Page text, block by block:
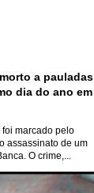
a pauladas
dia do ano em
marcado pelo
assassinato de um
O crime,...